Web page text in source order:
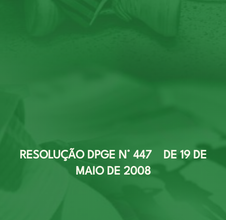
RESOLUÇÃO DPGE N° 447 DE 19 DE
MAIO DE 2008